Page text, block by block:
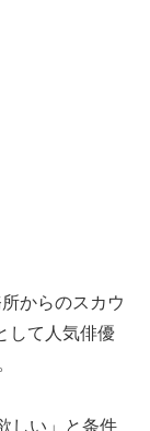
からのスカウ
して人気俳優
しい」と条件